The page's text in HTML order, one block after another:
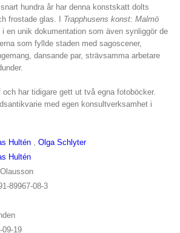
hundra år har denna konstskatt dolts
frostade glas. I Trapphusens konst: Malmö
i en unik dokumentation som även synliggör de
som fyllde staden med sagoscener,
dansande par, strävsamma arbetare
har tidigare gett ut två egna fotoböcker.
med egen konsultverksamhet i
Hultén
Olga Schlyter
Hultén
89967-08-3
09-19